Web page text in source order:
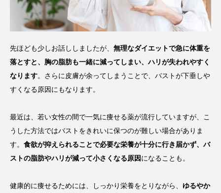
先ほども少しお話ししましたが、 無理なダイエットで急に体重を
落とすと、胸の脂肪も一緒に減ってしまい、ハリが失われやすく
なります。さらに皮膚が余ってしまうことで、バストが下垂しや
すくなる原因にもなります。
最近は、若い女性の間で一気に痩せる薬が流行していますが、こ
うした方法ではバストをきれいに保つのが難しい場合がありま
す。 食欲が抑えられることで必要な栄養が十分に行き届かず、バ
ストの脂肪やハリが減って小さくなる原因になることも。
健康的に痩せるためには、しっかり栄養をとりながら、 ゆるやか